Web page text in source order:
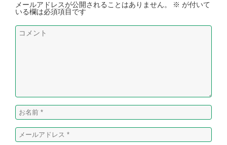
メールアドレスが公開されることはありません。 ※ が付いて
いる欄は必須項目です